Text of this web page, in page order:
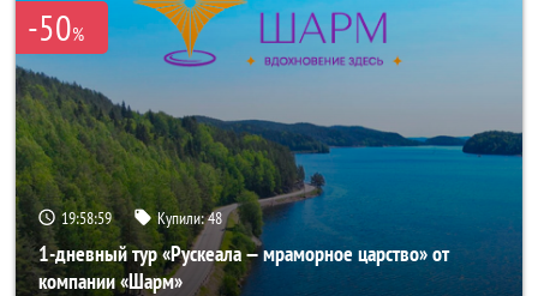
-50%
19:58:59 Купили:48
1-дневный тур «Рускеала — мраморное царство» от
компании «Шарм»